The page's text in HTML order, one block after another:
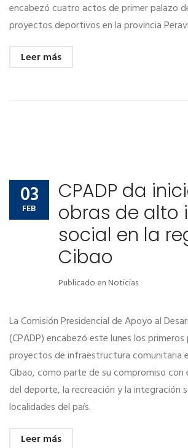
encabezó cuatro actos de primer palazo
proyectos deportivos en la provincia
Leer más
03
FEB
CPADP da
obras de alto
social en la
Cibao
Publicado enNoticias
La Comisión Presidencial de Apoyo al
(CPADP) encabezó este lunes los
proyectos de infraestructura comunitaria
Cibao, como parte de su compromiso
del deporte, la recreación y la integración
localidades del país.
Leer más